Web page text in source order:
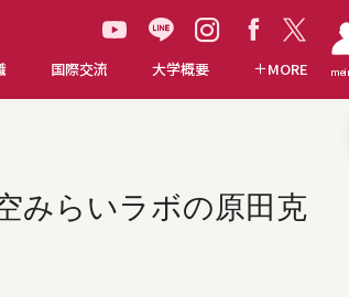
国際交流 大学概要 MORE
みらいラボの原田克